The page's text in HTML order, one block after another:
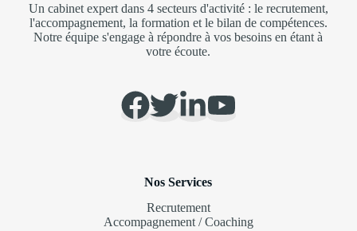
Un cabinet expert dans 4 secteurs d'activité : le recrutement,
l'accompagnement, la formation et le bilan de compétences.
Notre équipe s'engage à répondre à vos besoins en étant à
votre écoute.
Nos Services
Recrutement
Accompagnement / Coaching